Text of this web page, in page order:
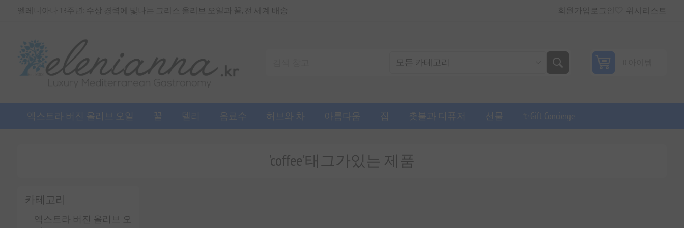
엘레니아나 13주년: 수상 경력에 빛나는 그리스 올리브 오일과 꿀, 전 세계 배송 회원가입 로그인 위시리스트
엑스트라 버진 올리브 오일 꿀 델리 음료수 허브와 차 아름다움 집 촛불과 디퓨저 선물 ✨Gift Concierge
카테고리
엑스트라 버진 올리브 오
'coffee'태그가있는 제품